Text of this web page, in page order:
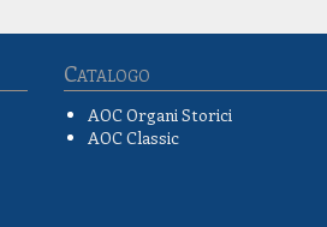
Catalogo
AOC Organi Storici
AOC Classic